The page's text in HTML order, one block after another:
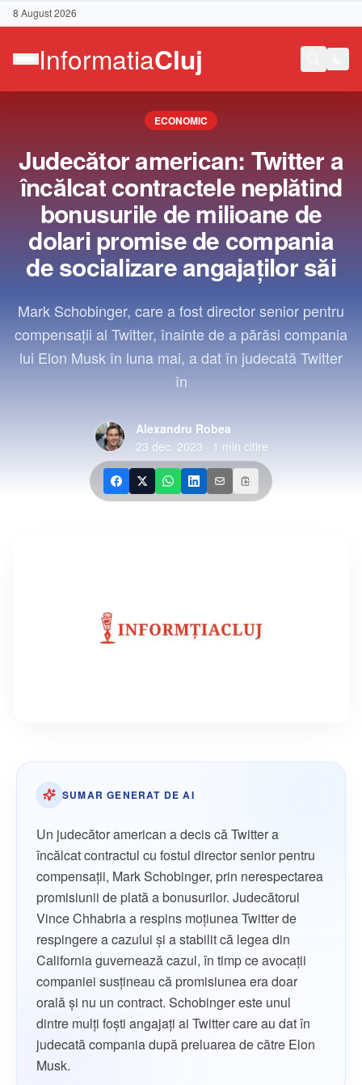
8 August 2026
Contact
ECONOMIC
Judecător american: Twitter a
încălcat contractele neplătind
bonusurile de milioane de
dolari promise de compania
de socializare angajaţilor săi
Mark Schobinger, care a fost director senior pentru
compensaţii al Twitter, înainte de a părăsi compania
lui Elon Musk în luna mai, a dat în judecată Twitter
în
Alexandru Robea
23 dec. 2023 · 1 min citire
SUMAR GENERAT DE AI
Un judecător american a decis că Twitter a
încălcat contractul cu fostul director senior pentru
compensaţii, Mark Schobinger, prin nerespectarea
promisiunii de plată a bonusurilor. Judecătorul
Vince Chhabria a respins moţiunea Twitter de
respingere a cazului şi a stabilit că legea din
California guvernează cazul, în timp ce avocaţii
companiei susţineau că promisiunea era doar
orală şi nu un contract. Schobinger este unul
dintre mulţi foşti angajaţi ai Twitter care au dat în
judecată compania după preluarea de către Elon
Musk.